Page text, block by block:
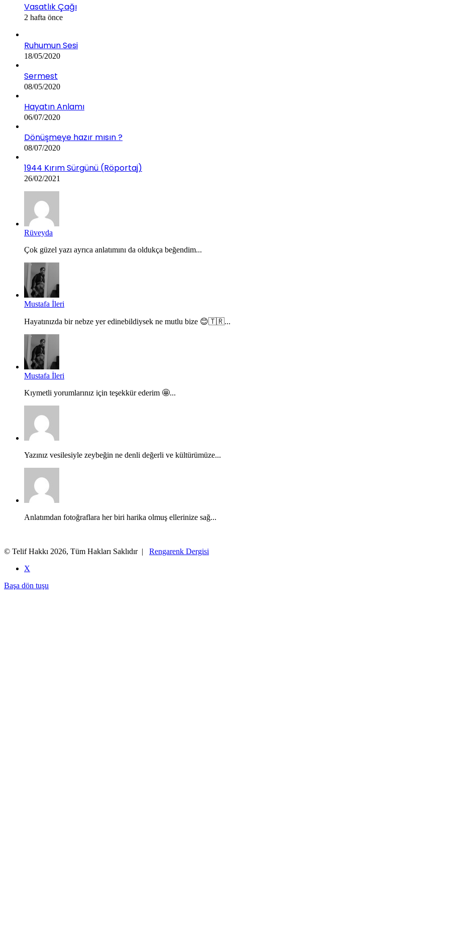
Vasatlık Çağı
2 hafta önce
Ruhumun Sesi
18/05/2020
Sermest
08/05/2020
Hayatın Anlamı
06/07/2020
Dönüşmeye hazır mısın ?
08/07/2020
1944 Kırım Sürgünü (Röportaj)
26/02/2021
Rüveyda
Çok güzel yazı ayrıca anlatımını da oldukça beğendim...
Mustafa İleri
Hayatınızda bir nebze yer edinebildiysek ne mutlu bize 😊🇹🇷...
Mustafa İleri
Kıymetli yorumlarınız için teşekkür ederim 🤩...
Yazınız vesilesiyle zeybeğin ne denli değerli ve kültürümüze...
Anlatımdan fotoğraflara her biri harika olmuş ellerinize sağ...
© Telif Hakkı 2026, Tüm Hakları Saklıdır | Rengarenk Dergisi
X
Başa dön tuşu